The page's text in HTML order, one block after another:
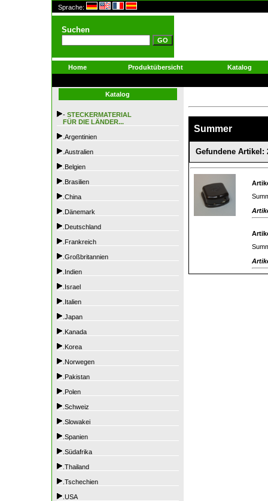
Sprache:
Suchen
Home Produktübersicht Katalog
Katalog
- STECKERMATERIAL
FÜR DIE LÄNDER...
.Argentinien
.Australien
.Belgien
.Brasilien
.China
.Dänemark
.Deutschland
.Frankreich
.Großbritannien
.Indien
.Israel
.Italien
.Japan
.Kanada
.Korea
.Norwegen
.Pakistan
.Polen
.Schweiz
.Slowakei
.Spanien
.Südafrika
.Thailand
.Tschechien
.USA
Summer
Gefundene Artikel: